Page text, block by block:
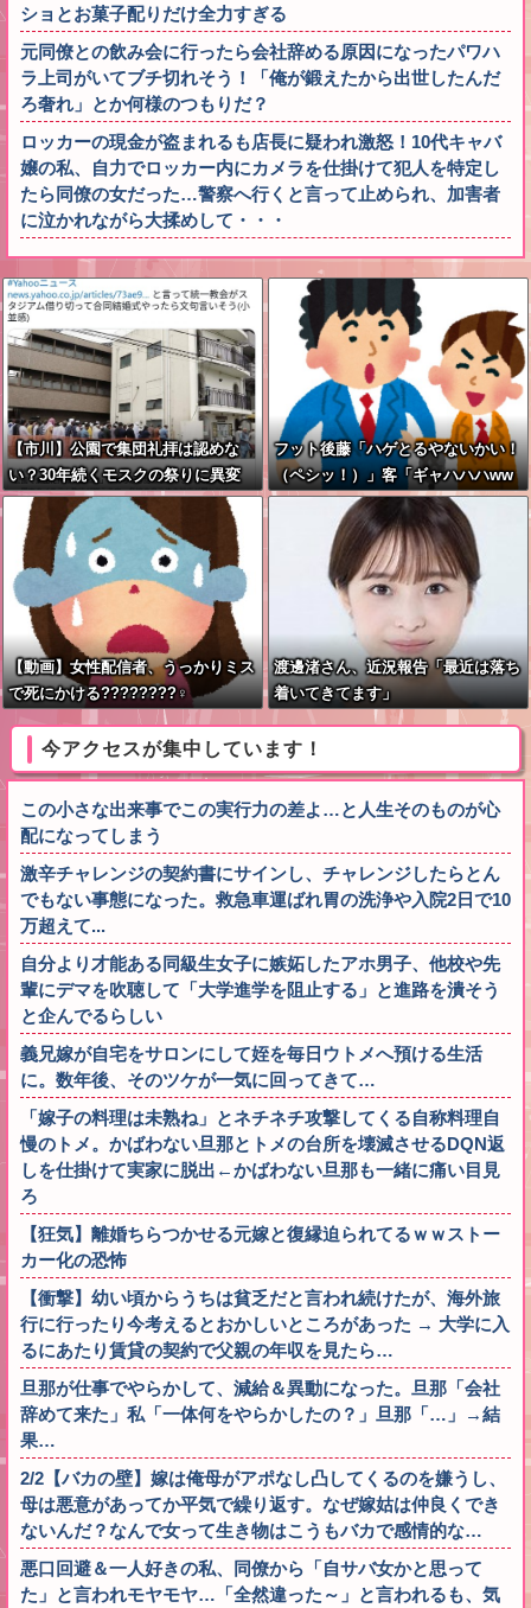
ショとお菓子配りだけ全力すぎる
元同僚との飲み会に行ったら会社辞める原因になったパワハ
ラ上司がいてブチ切れそう！「俺が鍛えたから出世したんだ
ろ奢れ」とか何様のつもりだ？
ロッカーの現金が盗まれるも店長に疑われ激怒！10代キャバ
嬢の私、自力でロッカー内にカメラを仕掛けて犯人を特定し
たら同僚の女だった…警察へ行くと言って止められ、加害者
に泣かれながら大揉めして・・・
【市川】公園で集団礼拝は認めな
い？30年続くモスクの祭りに異変
元参政党の市議とムスリムは「直接
話そう」 ＳＮＳと地元に温度差
フット後藤「ハゲとるやないかい！
（ペシッ！）」客「ギャハハハww
wwww」←何が面白いの？
【動画】女性配信者、うっかりミス
で死にかける????????‍♀
渡邊渚さん、近況報告「最近は落ち
着いてきてます」
今アクセスが集中しています！
この小さな出来事でこの実行力の差よ…と人生そのものが心
配になってしまう
激辛チャレンジの契約書にサインし、チャレンジしたらとん
でもない事態になった。救急車運ばれ胃の洗浄や入院2日で10
万超えて...
自分より才能ある同級生女子に嫉妬したアホ男子、他校や先
輩にデマを吹聴して「大学進学を阻止する」と進路を潰そう
と企んでるらしい
義兄嫁が自宅をサロンにして姪を毎日ウトメへ預ける生活
に。数年後、そのツケが一気に回ってきて…
「嫁子の料理は未熟ね」とネチネチ攻撃してくる自称料理自
慢のトメ。かばわない旦那とトメの台所を壊滅させるDQN返
しを仕掛けて実家に脱出←かばわない旦那も一緒に痛い目見
ろ
【狂気】離婚ちらつかせる元嫁と復縁迫られてるｗｗストー
カー化の恐怖
【衝撃】幼い頃からうちは貧乏だと言われ続けたが、海外旅
行に行ったり今考えるとおかしいところがあった → 大学に入
るにあたり賃貸の契約で父親の年収を見たら…
旦那が仕事でやらかして、減給＆異動になった。旦那「会社
辞めて来た」私「一体何をやらかしたの？」旦那「…」→結
果…
2/2【バカの壁】嫁は俺母がアポなし凸してくるのを嫌うし、
母は悪意があってか平気で繰り返す。なぜ嫁姑は仲良くでき
ないんだ？なんで女って生き物はこうもバカで感情的な…
悪口回避＆一人好きの私、同僚から「自サバ女かと思って
た」と言われモヤモヤ…「全然違った～」と言われるも、気